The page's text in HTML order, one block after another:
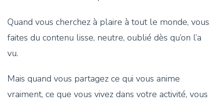
Quand vous cherchez à plaire à tout le monde, vous
faites du contenu lisse, neutre, oublié dès qu’on l’a
vu.
Mais quand vous partagez ce qui vous anime
vraiment, ce que vous vivez dans votre activité, vous